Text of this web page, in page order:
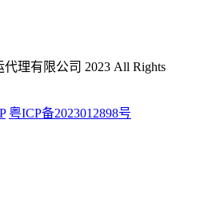
理有限公司 2023 All Rights
粤ICP备2023012898号